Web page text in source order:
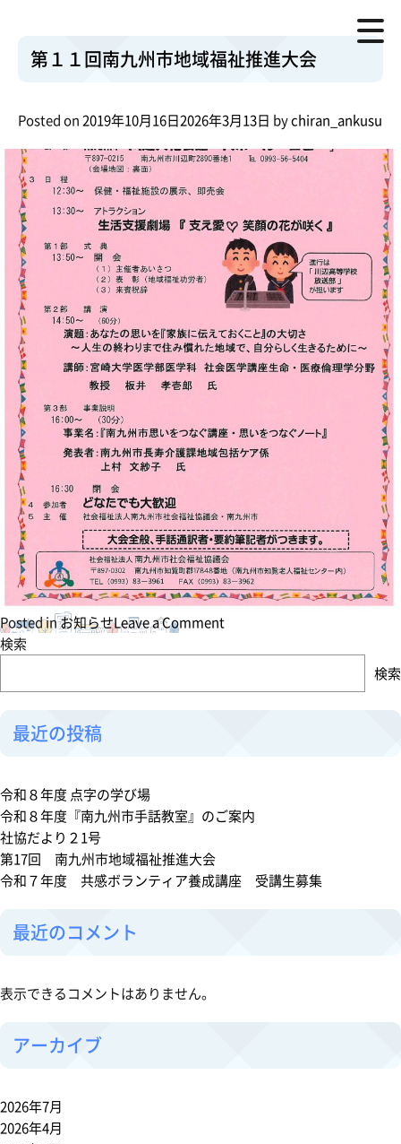
2019年10月
第１１回南九州市地域福祉推進大会
Posted on2019年10月16日2026年3月13日 bychiran_ankusu
doc03609820191015115341.pdf
Posted inお知らせLeave a Commento
１
市
福
検索
検索
最近の投稿
令和８年度 点字の学び場
令和８年度『南九州市手話教室』のご案内
社協だより２1号
第17回 南九州市地域福祉推進大会
令和７年度 共感ボランティア養成講座 受講生募集
最近のコメント
表示できるコメントはありません。
アーカイブ
2026年7月
2026年4月